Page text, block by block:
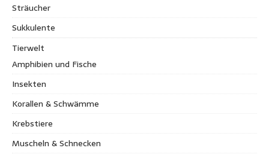
Sträucher
Sukkulente
Tierwelt
Amphibien und Fische
Insekten
Korallen & Schwämme
Krebstiere
Muscheln & Schnecken